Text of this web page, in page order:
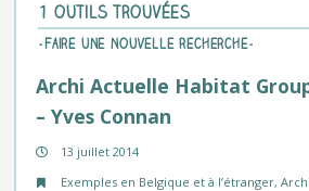
1 outils trouvées
-Faire une nouvelle recherche-
Archi Actuelle Habitat
– Yves Connan
13 juillet 2014
Exemples en Belgique et à l’étranger,